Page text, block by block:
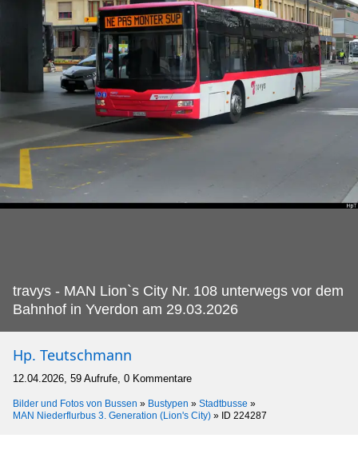
travys - MAN Lion`s City Nr. 108 unterwegs vor dem
Bahnhof in Yverdon am 29.03.2026
Hp. Teutschmann
12.04.2026, 59 Aufrufe, 0 Kommentare
Bilder und Fotos von Bussen » Bustypen » Stadtbusse »
MAN Niederflurbus 3. Generation (Lion's City) » ID 224287